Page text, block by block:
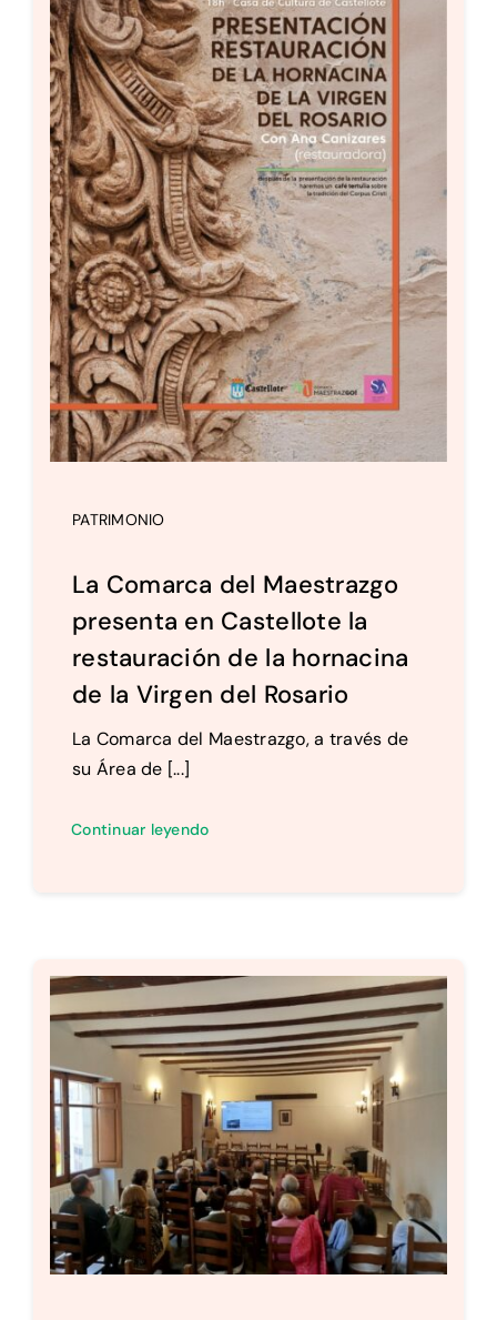
PATRIMONIO
La Comarca del Maestrazgo
presenta en Castellote la
restauración de la hornacina
de la Virgen del Rosario
La Comarca del Maestrazgo, a través de
su Área de [...]
Continuar leyendo